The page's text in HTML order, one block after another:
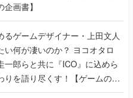
企画書】
るゲームデザイナー・上田文人
い何が凄いのか？ ヨコオタロ
一郎らと共に『ICO』に込めら
りを語り尽くす！【ゲームの企